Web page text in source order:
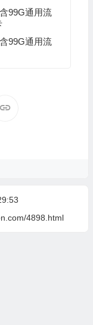
99G通用流
99G通用流
4898.html